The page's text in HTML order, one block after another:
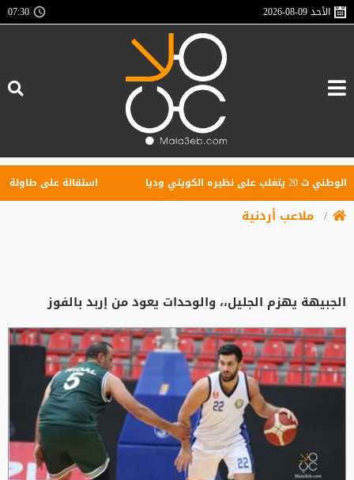
الأحد2026-08-09
07:30
وديا استقالة على طاولة مؤقتة
ملاعب أردنية
الجبيهة يهزم الجليل،، والوحدات يعود من إربد بالفوز